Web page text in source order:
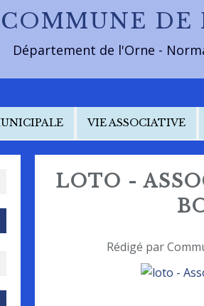
COMMUNE DE
Département de l'Orne -
VIE ASSOCIATIVE
LOTO -
Rédigé par